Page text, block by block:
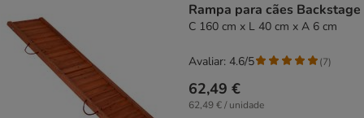
Rampa para cães Backstage
C 160 cm x L 40 cm x A 6 cm
62,49 €
62,49 € / unidade
Avaliar: 4.6/5 (7)